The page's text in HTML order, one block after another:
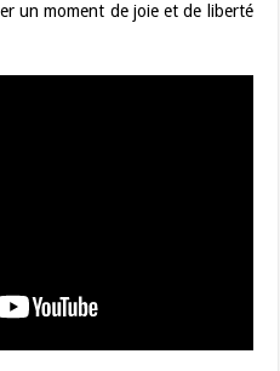
un moment de joie et de liberté